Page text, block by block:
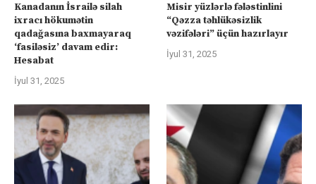
Kanadanın İsrailə silah
ixracı hökumətin
qadağasına baxmayaraq
‘fasiləsiz’ davam edir:
Hesabat
İyul 31, 2025
Misir yüzlərlə fələstinlini
“Qəzza təhlükəsizlik
vəzifələri” üçün hazırlayır
İyul 31, 2025